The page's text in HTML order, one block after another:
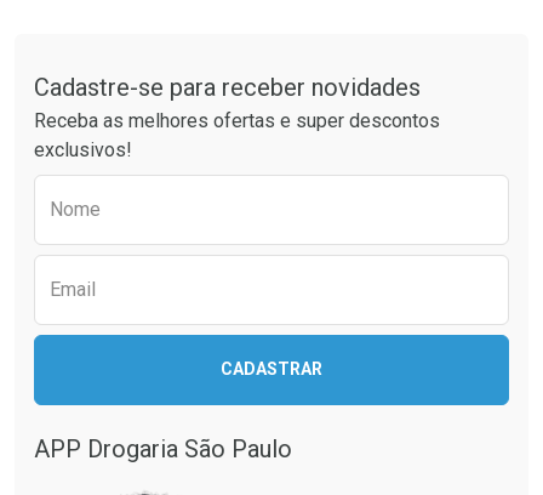
Cadastre-se para receber novidades
Receba as melhores ofertas e super descontos
exclusivos!
Nome
Email
CADASTRAR
APP Drogaria São Paulo